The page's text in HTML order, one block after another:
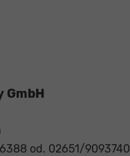
GmbH
od. 02651/9093740